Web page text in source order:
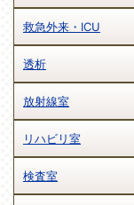
救急外来・ICU
透析
放射線室
リハビリ室
検査室